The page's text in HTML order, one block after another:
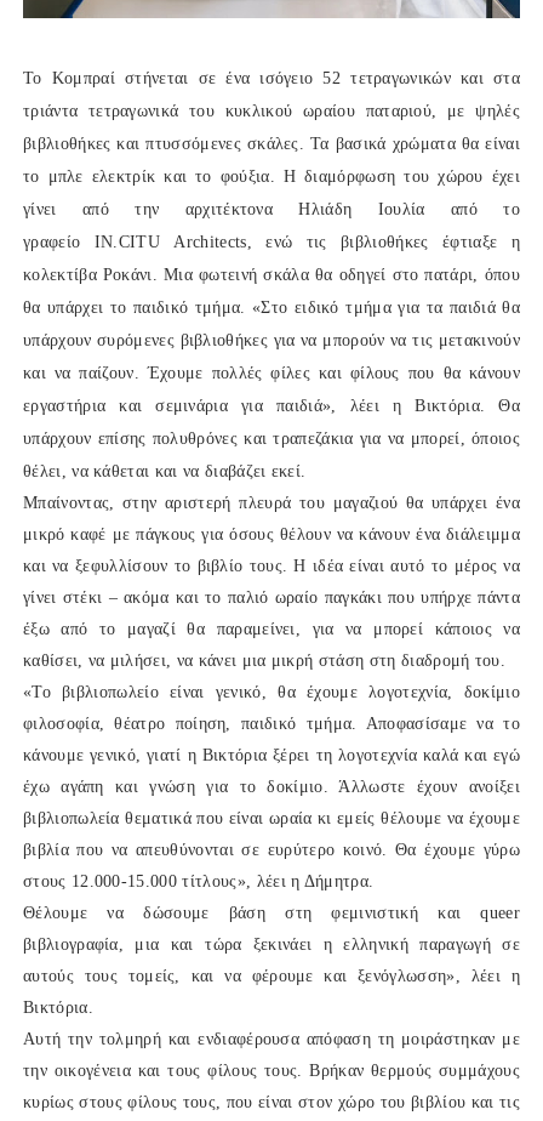
Το Κομπραί στήνεται σε ένα ισόγειο 52 τετραγωνικών και στα
τριάντα τετραγωνικά του κυκλικού ωραίου παταριού, με ψηλές
βιβλιοθήκες και πτυσσόμενες σκάλες. Τα βασικά χρώματα θα είναι
το μπλε ελεκτρίκ και το φούξια. Η διαμόρφωση του χώρου έχει
γίνει από την αρχιτέκτονα Ηλιάδη Ιουλία από το
γραφείο IN.CITU Architects, ενώ τις βιβλιοθήκες έφτιαξε η
κολεκτίβα Ροκάνι. Μια φωτεινή σκάλα θα οδηγεί στο πατάρι, όπου
θα υπάρχει το παιδικό τμήμα. «Στο ειδικό τμήμα για τα παιδιά θα
υπάρχουν συρόμενες βιβλιοθήκες για να μπορούν να τις μετακινούν
και να παίζουν. Έχουμε πολλές φίλες και φίλους που θα κάνουν
εργαστήρια και σεμινάρια για παιδιά», λέει η Βικτόρια. Θα
υπάρχουν επίσης πολυθρόνες και τραπεζάκια για να μπορεί, όποιος
θέλει, να κάθεται και να διαβάζει εκεί.
Μπαίνοντας, στην αριστερή πλευρά του μαγαζιού θα υπάρχει ένα
μικρό καφέ με πάγκους για όσους θέλουν να κάνουν ένα διάλειμμα
και να ξεφυλλίσουν το βιβλίο τους. Η ιδέα είναι αυτό το μέρος να
γίνει στέκι ‒ ακόμα και το παλιό ωραίο παγκάκι που υπήρχε πάντα
έξω από το μαγαζί θα παραμείνει, για να μπορεί κάποιος να
καθίσει, να μιλήσει, να κάνει μια μικρή στάση στη διαδρομή του.
«Το βιβλιοπωλείο είναι γενικό, θα έχουμε λογοτεχνία, δοκίμιο
φιλοσοφία, θέατρο ποίηση, παιδικό τμήμα. Αποφασίσαμε να το
κάνουμε γενικό, γιατί η Βικτόρια ξέρει τη λογοτεχνία καλά και εγώ
έχω αγάπη και γνώση για το δοκίμιο. Άλλωστε έχουν ανοίξει
βιβλιοπωλεία θεματικά που είναι ωραία κι εμείς θέλουμε να έχουμε
βιβλία που να απευθύνονται σε ευρύτερο κοινό. Θα έχουμε γύρω
στους 12.000-15.000 τίτλους», λέει η Δήμητρα.
Θέλουμε να δώσουμε βάση στη φεμινιστική και queer
βιβλιογραφία, μια και τώρα ξεκινάει η ελληνική παραγωγή σε
αυτούς τους τομείς, και να φέρουμε και ξενόγλωσση», λέει η
Βικτόρια.
Αυτή την τολμηρή και ενδιαφέρουσα απόφαση τη μοιράστηκαν με
την οικογένεια και τους φίλους τους. Βρήκαν θερμούς συμμάχους
κυρίως στους φίλους τους, που είναι στον χώρο του βιβλίου και τις